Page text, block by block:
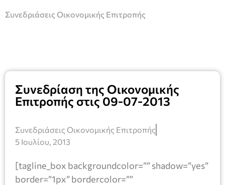
Συνεδριάσεις Οικονομικής Επιτροπής
Συνεδρίαση της Οικονομικής
Επιτροπής στις 09-07-2013
Συνεδριάσεις Οικονομικής Επιτροπής
5 Ιουλίου, 2013
[tagline_box backgroundcolor=”” shadow=”yes”
border=”1px” bordercolor=””